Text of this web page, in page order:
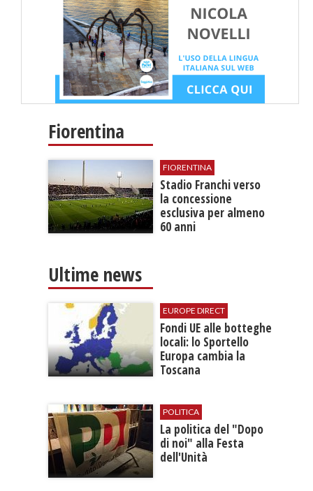
Fiorentina
FIORENTINA
Stadio Franchi verso
la concessione
esclusiva per almeno
60 anni
Ultime news
EUROPE DIRECT
​Fondi UE alle botteghe
locali: lo Sportello
Europa cambia la
Toscana
POLITICA
La politica del "Dopo
di noi" alla Festa
dell'Unità